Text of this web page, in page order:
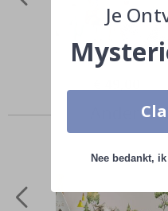
Price
Je
Nee bedankt,